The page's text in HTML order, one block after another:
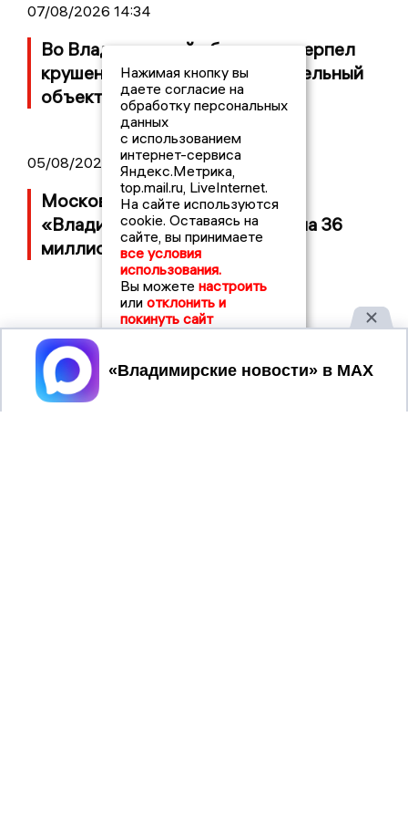
07/08/2026 14:34
Во Владимирской области потерпел
крушение неопознанный летательный
объект
05/08/2026 08:30
Московский ЧОП подал иск к
«Владимирскому стандарту» на 36
миллионов рублей
ВЛАДИМИРСКИЕ
НОВОСТИ
2017 © NEWSVLADIMIR.RU | СИ
«Информационное агентство
Нажимая кнопку вы
даете согласие на
обработку персональных
данных
с использованием
интернет-сервиса
Яндекс.Метрика,
top.mail.ru, LiveInternet.
На сайте используются
cookie. Оставаясь на
сайте, вы принимаете
все условия
использования.
Вы можете настроить
или отклонить и
покинуть сайт
Принять